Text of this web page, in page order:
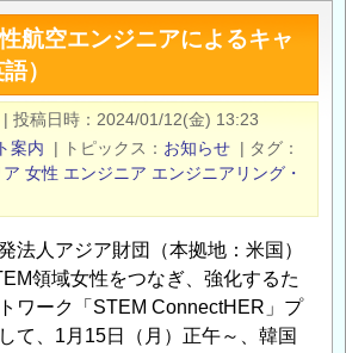
航空エンジニアによるキャ
）
| 投稿日時
2024/01/12(金) 13:23
案内 | トピックス お知らせ | タグ
女性 エンジニア エンジニアリング・
法人アジア財団（本拠地：米国）
領域女性をつなぎ、強化するた
ワーク「STEM ConnectHER」プ
て、1月15日（月）正午～、韓国